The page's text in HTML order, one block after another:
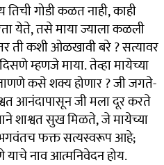
गोडी कळत नाही, काही
येते, तसे माया ज्याला कळली
ती कशी ओळखावी बरे ? सत्यावर
म्हणजे माया. तेव्हा मायेच्या
कसे शक्य होणार ? जी जगते-
आनंदापासून जी मला दूर करते
शाश्वत सुख मिळते, जे मायेच्या
भगवंतच फक्त सत्यस्वरूप आहे;
नाव आत्मनिवेदन होय.